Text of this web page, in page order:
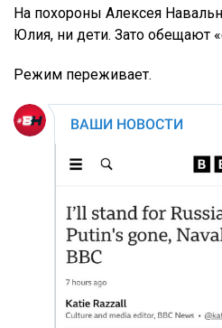
На похороны Алексея
Юлия, ни дети. Зато обещают
Режим переживает.